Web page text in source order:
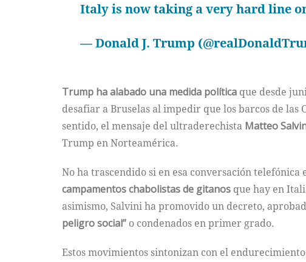
Italy is now taking a very hard line
— Donald J. Trump
Trump ha alabado una medida política que desde
desafiar a Bruselas al impedir que los barcos de
sentido, el mensaje del ultraderechista Matteo
Trump en Norteamérica.
No ha trascendido si en esa conversación
campamentos chabolistas de gitanos que hay en
asimismo, Salvini ha promovido un decreto,
peligro social” o condenados en primer grado.
Estos movimientos sintonizan con el